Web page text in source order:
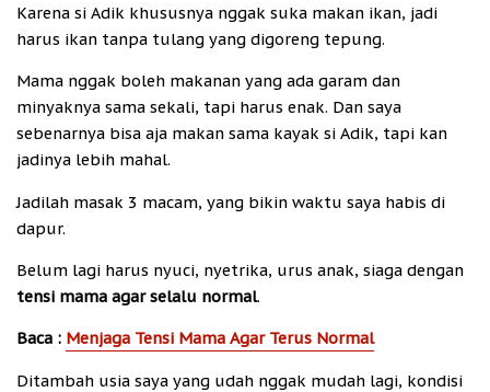
Karena si Adik khususnya nggak suka makan ikan, jadi
harus ikan tanpa tulang yang digoreng tepung.
Mama nggak boleh makanan yang ada garam dan
minyaknya sama sekali, tapi harus enak. Dan saya
sebenarnya bisa aja makan sama kayak si Adik, tapi kan
jadinya lebih mahal.
Jadilah masak 3 macam, yang bikin waktu saya habis di
dapur.
Belum lagi harus nyuci, nyetrika, urus anak, siaga dengan
tensi mama agar selalu normal.
Baca : Menjaga Tensi Mama Agar Terus Normal
Ditambah usia saya yang udah nggak mudah lagi, kondisi